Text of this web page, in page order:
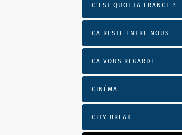
C'EST QUOI TA FRANCE ?
CA RESTE ENTRE NOUS
CA VOUS REGARDE
CINÉMA
CITY-BREAK